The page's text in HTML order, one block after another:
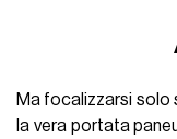
Ma focalizzarsi solo
la vera portata